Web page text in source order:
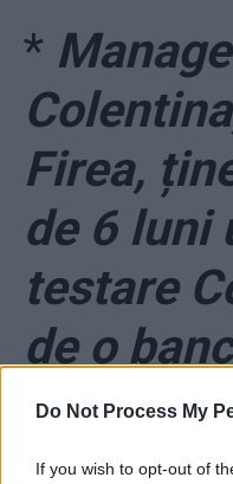
Do Not Process My
If you wish to opt-out of
*
Firea,
de 6 luni
testare
de o
face